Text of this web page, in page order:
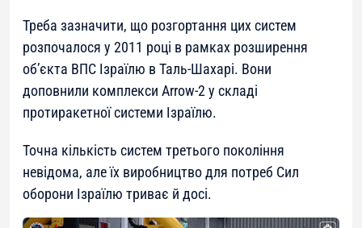
Треба зазначити, що розгортання цих систем
розпочалося у 2011 році в рамках розширення
об’єкта ВПС Ізраїлю в Таль-Шахарі. Вони
доповнили комплекси Arrow-2 у складі
протиракетної системи Ізраїлю.
Точна кількість систем третього покоління
невідома, але їх виробництво для потреб Сил
оборони Ізраїлю триває й досі.